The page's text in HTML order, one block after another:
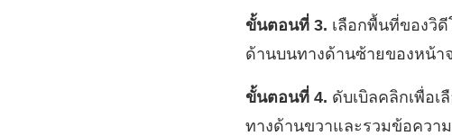
ขั้นตอนที่ 3. เลือกพื้นที่ของวิ
ด้านบนทางด้านซ้ายของหน้า
ขั้นตอนที่ 4. ดับเบิลคลิกเพื่อ
ทางด้านขวาและรวมข้อควา